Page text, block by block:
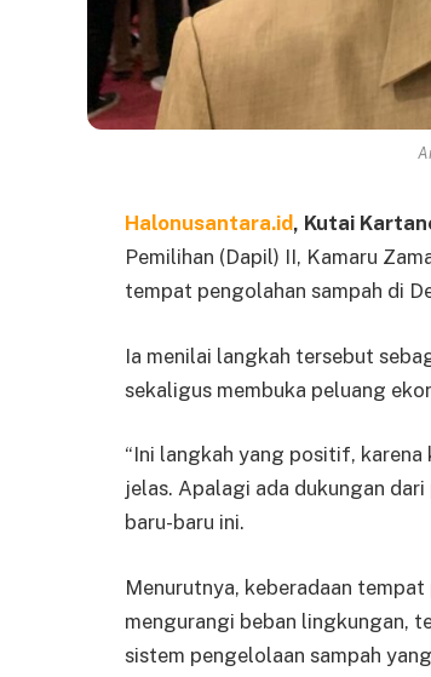
Halonusantara.id, Kutai
Pemilihan (Dapil) II, Kamaru
tempat pengolahan sampah di
Ia menilai langkah tersebut
sekaligus membuka peluang
“Ini langkah yang positif, karena
jelas. Apalagi ada dukungan
baru-baru ini.
Menurutnya, keberadaan
mengurangi beban lingkungan,
sistem pengelolaan sampah